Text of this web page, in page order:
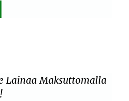
Lainaa Maksuttomalla